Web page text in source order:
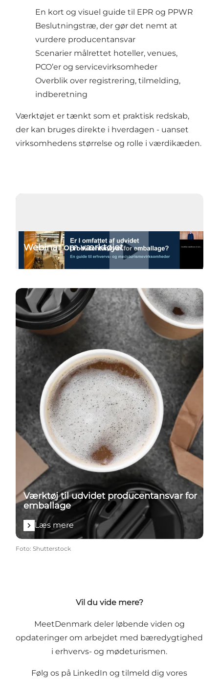
En kort og visuel guide til EPR og PPWR
Beslutningstræ, der gør det nemt at
vurdere producentansvar
Scenarier målrettet hoteller, venues,
PCO’er og servicevirksomheder
Overblik over registrering, tilmelding,
indberetning
Værktøjet er tænkt som et praktisk redskab,
der kan bruges direkte i hverdagen - uanset
virksomhedens størrelse og rolle i værdikæden.
Webinar om værktøjet
Læs mere
Værktøj til udvidet producentansvar for
emballage
Læs mere
Foto: Shutterstock
Vil du vide mere?
MeetDenmark deler løbende viden og
opdateringer om arbejdet med bæredygtighed
i erhvervs- og mødeturismen.
Følg os på LinkedIn ogtilmeld dig vores